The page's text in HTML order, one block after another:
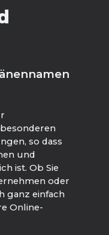
so dass
und
ist. Ob Sie
oder
ganz einfach
Online-